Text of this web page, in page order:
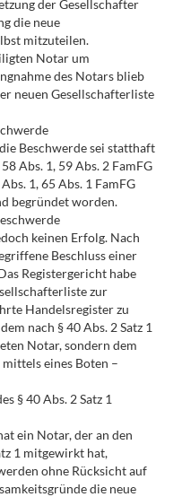
der Gesellschafter
die neue
mitzuteilen.
Notar um
des Notars blieb
neuen Gesellschafterliste
Beschwerde sei statthaft
Abs. 1, 59 Abs. 2 FamFG
1, 65 Abs. 1 FamFG
begründet worden.
keinen Erfolg. Nach
Beschluss einer
Registergericht habe
zur
Handelsregister zu
nach § 40 Abs. 2 Satz 1
Notar, sondern dem
eines Boten –
§ 40 Abs. 2 Satz 1
ein Notar, der an den
1 mitgewirkt hat,
ohne Rücksicht auf
die neue